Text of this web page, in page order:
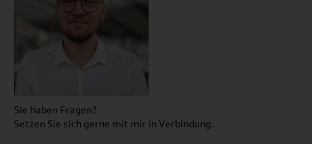
Sie haben Fragen?
Setzen Sie sich gerne mit mir in Verbindung.